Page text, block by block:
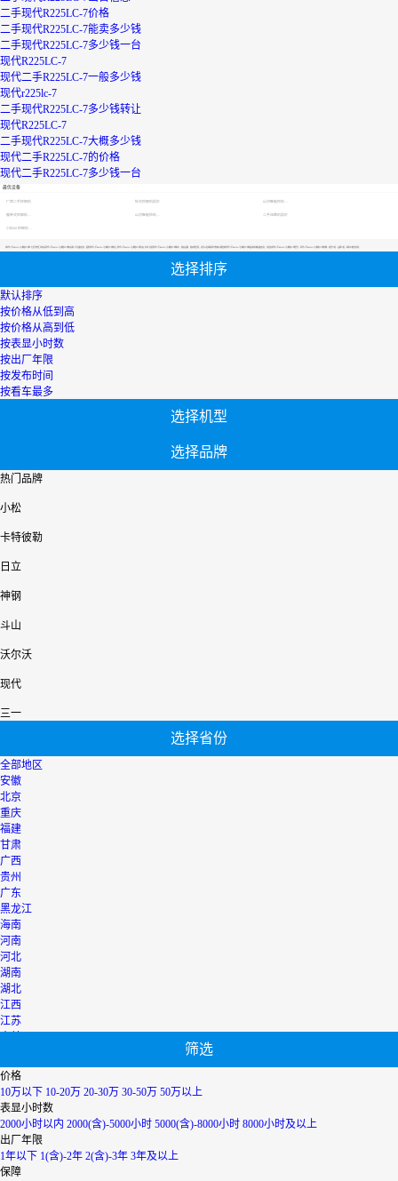
二手现代R225LC-7价格
二手现代R225LC-7能卖多少钱
二手现代R225LC-7多少钱一台
现代R225LC-7
现代二手R225LC-7一般多少钱
现代r225lc-7
二手现代R225LC-7多少钱转让
现代R225LC-7
二手现代R225LC-7大概多少钱
现代二手R225LC-7的价格
现代二手R225LC-7多少钱一台
最优设备
广西二手挖掘机 轮式挖掘机报价
二手压路机报价
【现代二手R225LC-7大概多少钱】专区为您汇总有关现代二手R225LC-7大概多少钱有关的二手设备信息，提供现代二手R225LC-7大概多少钱转让,现代二手R225LC-7大概多少钱买卖,市场,包括现代二手R225LC-7大概多少钱报价，热卖品牌，热卖地区等；还可以直接看到为您精心挑选的现代二手R225LC-7大概多少钱相关的机械设备信息，包括其现代二手R225LC-7大概多少钱型号、现代二手R225LC-7大概多少钱参数、机型介绍、品牌介绍、新机价格信息等；
选择排序
默认排序
按价格从低到高
按价格从高到低
按表显小时数
按出厂年限
按发布时间
按看车最多
选择机型
选择品牌
热门品牌
小松
卡特彼勒
日立
神钢
斗山
沃尔沃
现代
三一
选择省份
全部地区
安徽
北京
重庆
福建
甘肃
广西
贵州
广东
黑龙江
海南
河南
河北
湖南
湖北
江西
江苏
宁夏
内蒙古
青海
上海
陕西
山西
山东
筛选
价格
10万以下 10-20万 20-30万 30-50万 50万以上
表显小时数
2000小时以内 2000(含)-5000小时 5000(含)-8000小时 8000小时及以上
出厂年限
1年以下 1(含)-2年 2(含)-3年 3年及以上
保障